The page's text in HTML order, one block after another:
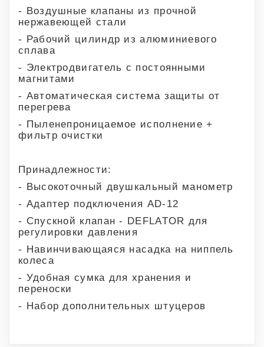
- Воздушные клапаны из прочной
нержавеющей стали
- Рабочий цилиндр из алюминиевого
сплава
- Электродвигатель с постоянными
магнитами
- Автоматическая система защиты от
перегрева
- Пыленепроницаемое исполнение +
фильтр очистки
Принадлежности:
- Высокоточный двушкальный манометр
- Адаптер подключения AD-12
- Спускной клапан - DEFLATOR для
регулировки давления
- Навинчивающаяся насадка на ниппель
колеса
- Удобная сумка для хранения и
переноски
- Набор дополнительных штуцеров